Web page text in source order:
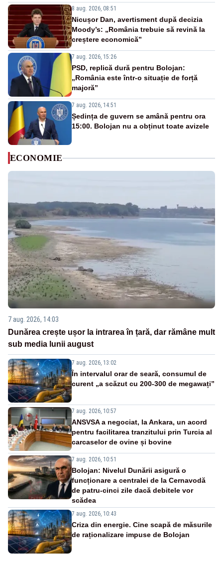
8 aug. 2026, 08:51
Nicușor Dan, avertisment după decizia
Moody’s: „România trebuie să revină la
creștere economică”
7 aug. 2026, 15:26
PSD, replică dură pentru Bolojan:
„România este într-o situație de forță
majoră”
7 aug. 2026, 14:51
Ședința de guvern se amână pentru ora
15:00. Bolojan nu a obținut toate avizele
ECONOMIE
7 aug. 2026, 14:03
Dunărea crește ușor la intrarea în țară, dar rămâne mult
sub media lunii august
7 aug. 2026, 13:02
În intervalul orar de seară, consumul de
curent „a scăzut cu 200-300 de megawați”
7 aug. 2026, 10:57
ANSVSA a negociat, la Ankara, un acord
pentru facilitarea tranzitului prin Turcia al
carcaselor de ovine și bovine
7 aug. 2026, 10:51
Bolojan: Nivelul Dunării asigură o
funcționare a centralei de la Cernavodă
de patru-cinci zile dacă debitele vor
scădea
7 aug. 2026, 10:43
Criza din energie. Cine scapă de măsurile
de raționalizare impuse de Bolojan